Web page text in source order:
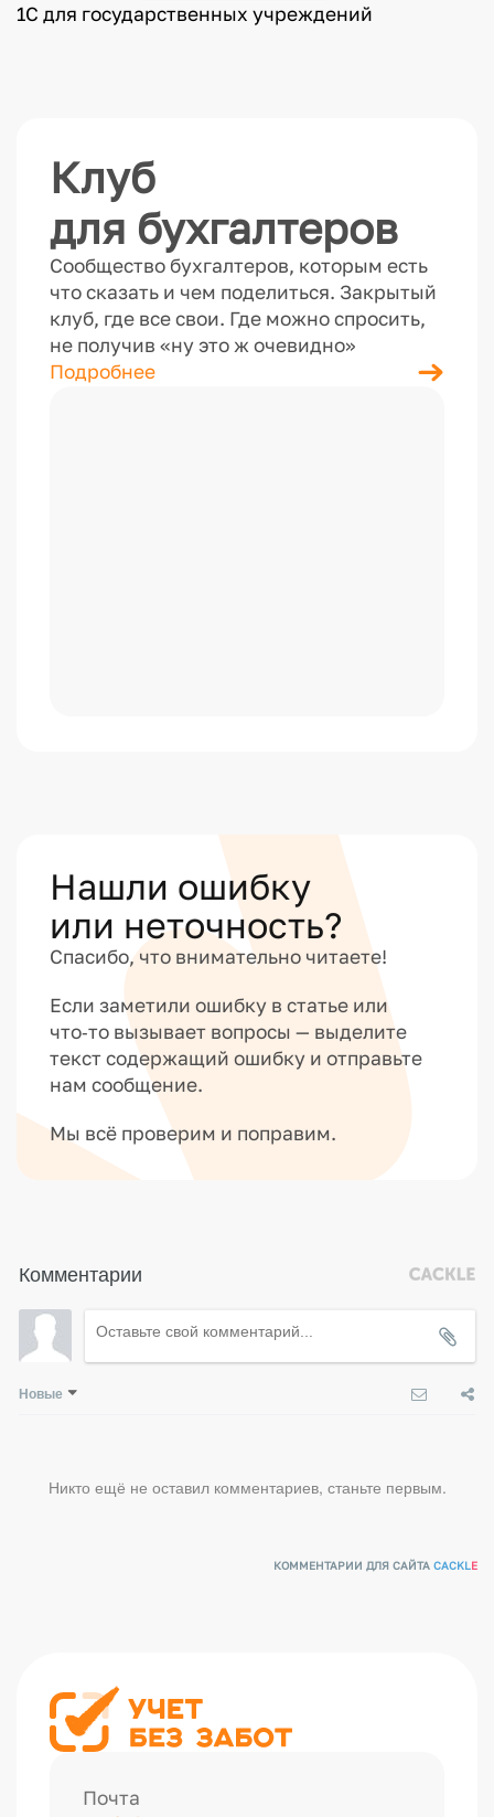
1С для государственных учреждений
Клуб
для бухгалтеров
Сообщество бухгалтеров, которым есть
что сказать и чем поделиться. Закрытый
клуб, где все свои. Где можно спросить,
не получив «ну это ж очевидно»
Подробнее
Нашли ошибку
или неточность?
Спасибо, что внимательно читаете!
Если заметили ошибку в статье или
что‑то вызывает вопросы — выделите
текст содержащий ошибку и отправьте
нам сообщение.
Мы всё проверим и поправим.
Комментарии
Новые
Никто ещё не оставил комментариев, станьте первым.
КОММЕНТАРИИ ДЛЯ САЙТАCACKLE
Почта